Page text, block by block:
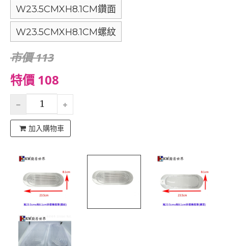
W23.5CMXH8.1CM鑽面
W23.5CMXH8.1CM螺紋
市價 113
特價 108
加入購物車